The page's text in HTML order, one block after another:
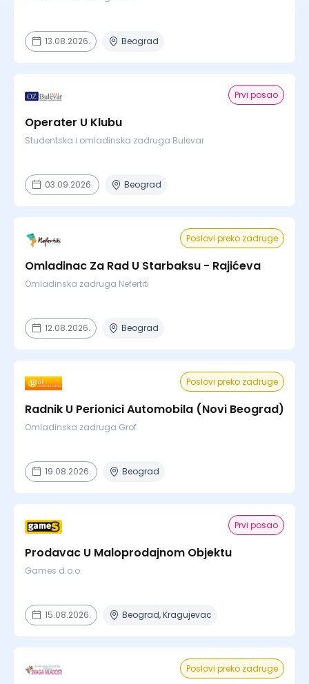
13.08.2026. Beograd
Prvi posao
Operater U Klubu
Studentska i omladinska zadruga Bulevar
03.09.2026. Beograd
Poslovi preko zadruge
Omladinac Za Rad U Starbaksu - Rajićeva
Omladinska zadruga Nefertiti
12.08.2026. Beograd
Poslovi preko zadruge
Radnik U Perionici Automobila (Novi Beograd)
Omladinska zadruga Grof
19.08.2026. Beograd
Prvi posao
Prodavac U Maloprodajnom Objektu
Games d.o.o.
15.08.2026. Beograd, Kragujevac
Poslovi preko zadruge